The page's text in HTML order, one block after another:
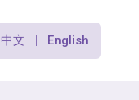
中文 | English